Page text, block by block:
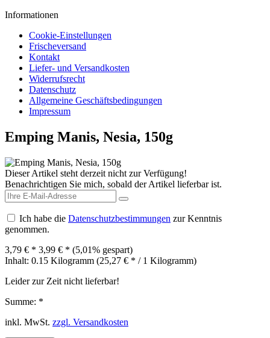
Informationen
Cookie-Einstellungen
Frischeversand
Kontakt
Liefer- und Versandkosten
Widerrufsrecht
Datenschutz
Allgemeine Geschäftsbedingungen
Impressum
Emping Manis, Nesia, 150g
Dieser Artikel steht derzeit nicht zur Verfügung!
Benachrichtigen Sie mich, sobald der Artikel lieferbar ist.
Ich habe die Datenschutzbestimmungen zur Kenntnis
genommen.
3,79 € * 3,99 € * (5,01% gespart)
Inhalt: 0.15 Kilogramm (25,27 € * / 1 Kilogramm)
Leider zur Zeit nicht lieferbar!
Summe: *
inkl. MwSt. zzgl. Versandkosten